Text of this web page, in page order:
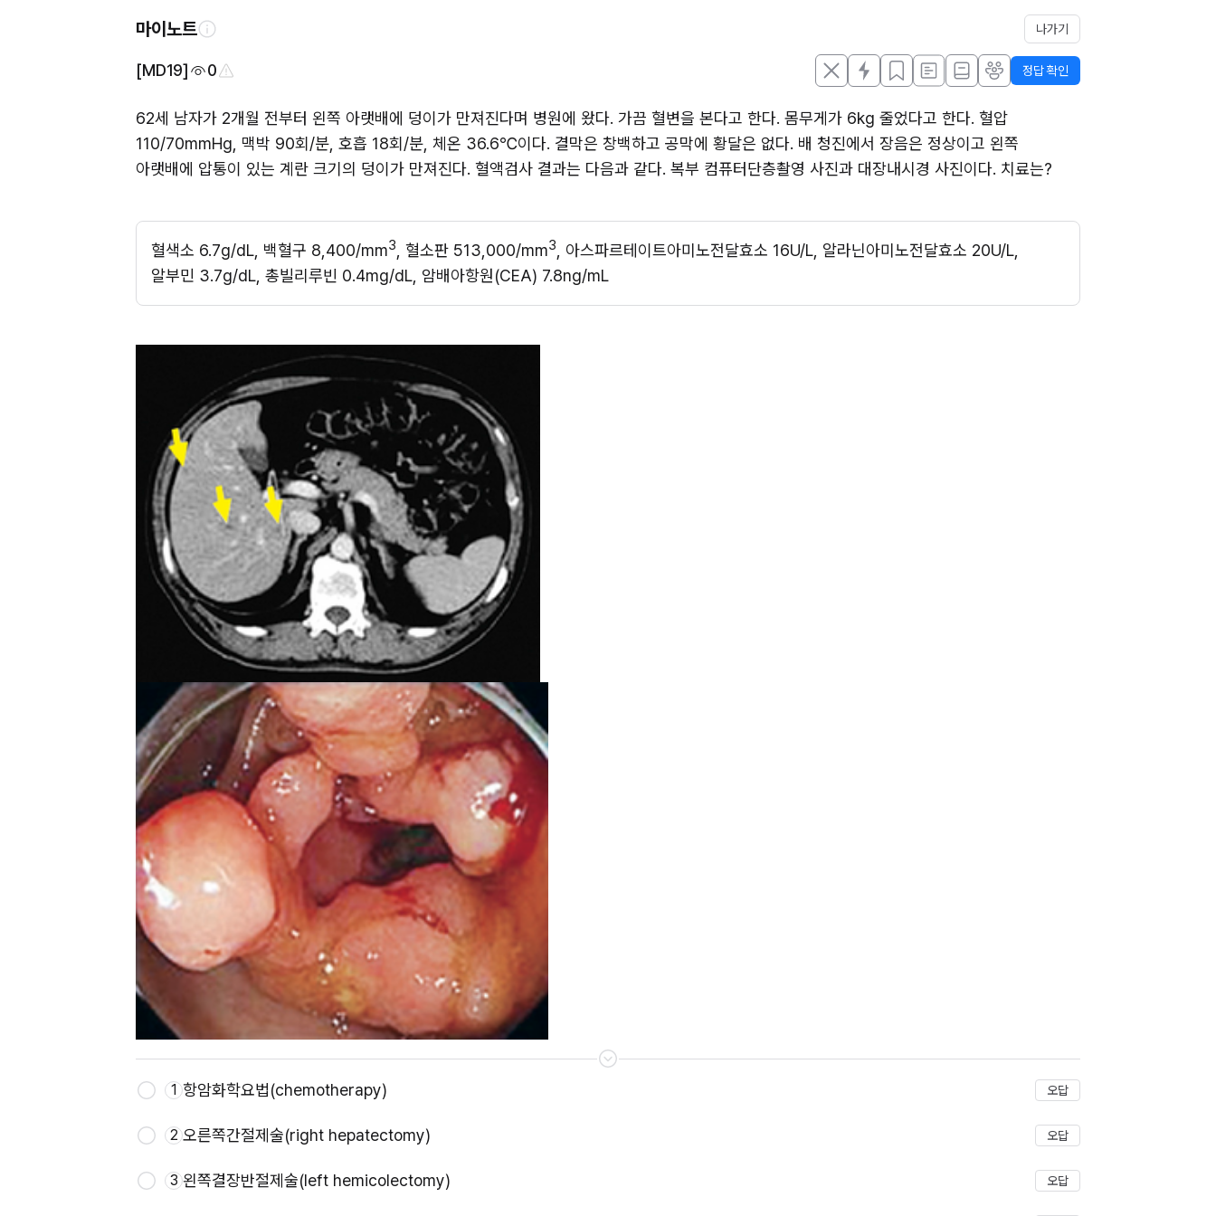
마이노트 나가기
[MD19] 0 정답 확인
62세 남자가 2개월 전부터 왼쪽 아랫배에 덩이가 만져진다며 병원에 왔다. 가끔 혈변을 본다고 한다. 몸무게가 6kg 줄었다고 한다. 혈압
110/70mmHg, 맥박 90회/분, 호흡 18회/분, 체온 36.6℃이다. 결막은 창백하고 공막에 황달은 없다. 배 청진에서 장음은 정상이고 왼쪽
아랫배에 압통이 있는 계란 크기의 덩이가 만져진다. 혈액검사 결과는 다음과 같다. 복부 컴퓨터단층촬영 사진과 대장내시경 사진이다. 치료는?
혈색소 6.7g/dL, 백혈구 8,400/mm3 , 혈소판 513,000/mm3
, 아스파르테이트아미노전달효소 16U/L, 알라닌아미노전달효소 20U/L,
알부민 3.7g/dL, 총빌리루빈 0.4mg/dL, 암배아항원(CEA) 7.8ng/mL
저장
1 항암화학요법(chemotherapy) 오답
2 오른쪽간절제술(right hepatectomy) 오답
3 왼쪽결장반절제술(left hemicolectomy) 오답